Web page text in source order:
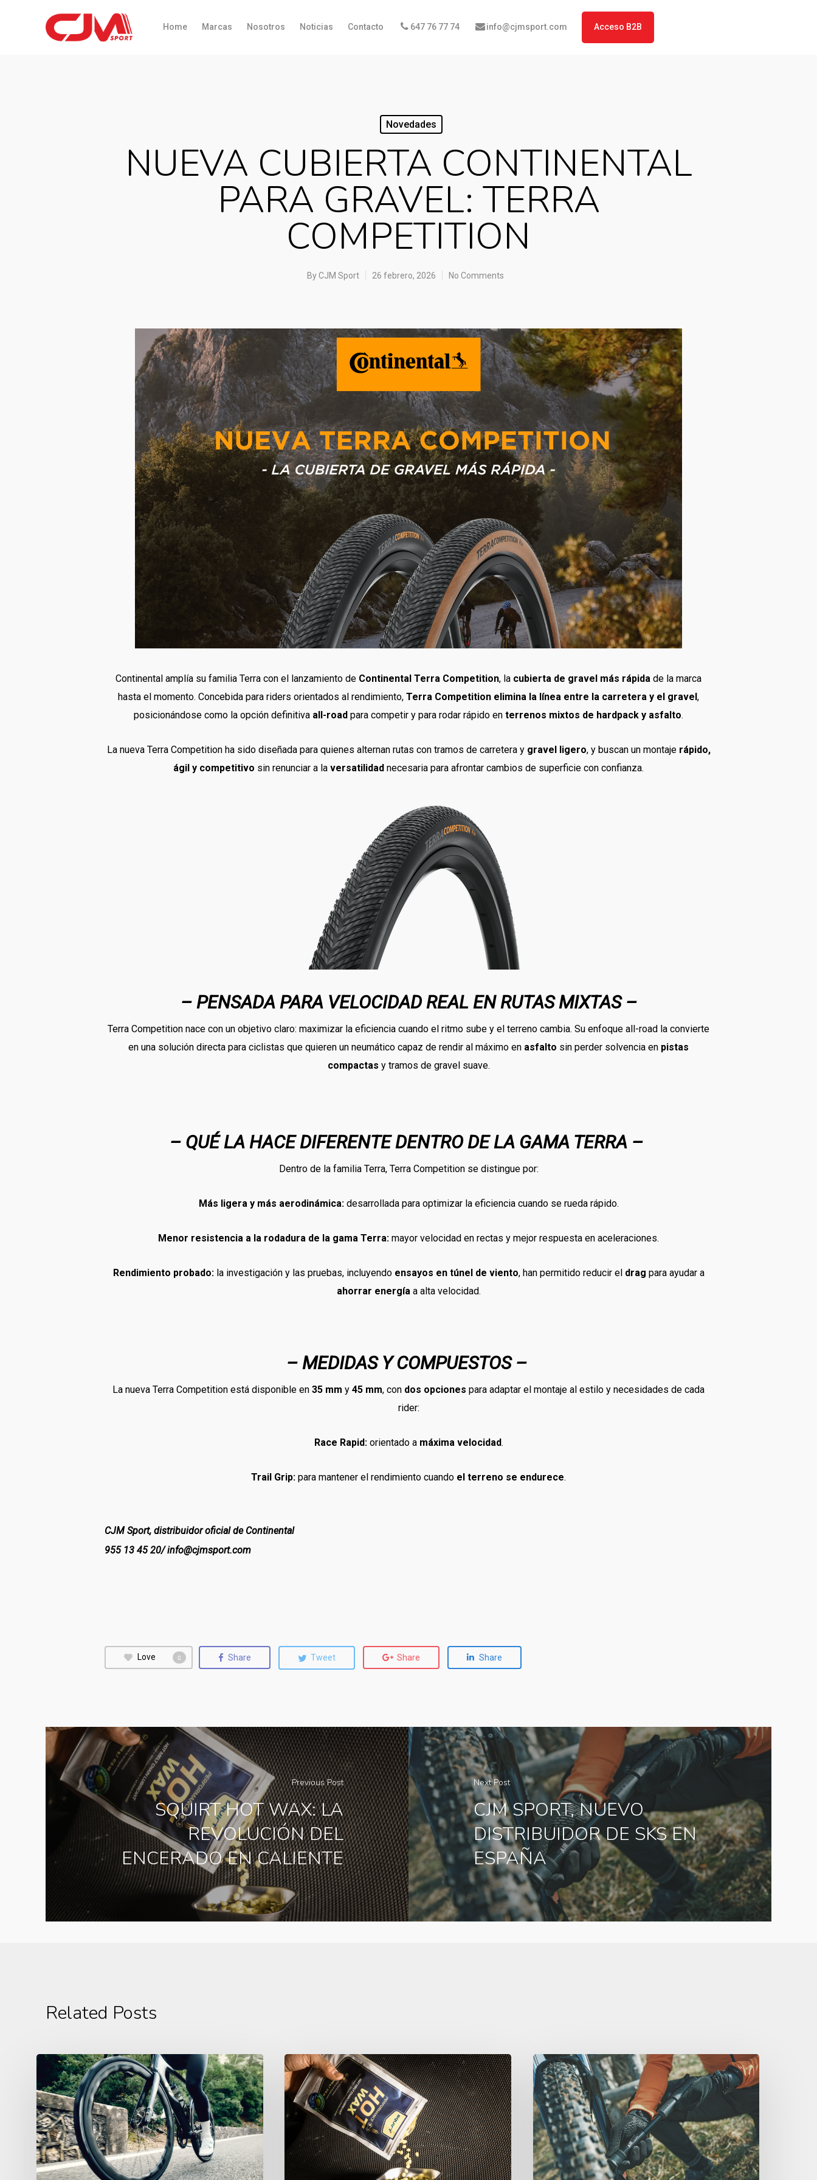
Home Marcas Nosotros Noticias Contacto 647 76 77 74 info@cjmsport.com Acceso B2B
Novedades
NUEVA CUBIERTA CONTINENTAL
PARA GRAVEL: TERRA
COMPETITION
ByCJM Sport 26 febrero, 2026 No Comments
Continental amplía su familia Terra con el lanzamiento de Continental Terra Competition, la cubierta de gravel más rápida de la marca
hasta el momento. Concebida para riders orientados al rendimiento, Terra Competition elimina la línea entre la carretera y el gravel,
posicionándose como la opción definitiva all-road para competir y para rodar rápido en terrenos mixtos de hardpack y asfalto.
La nueva Terra Competition ha sido diseñada para quienes alternan rutas con tramos de carretera y gravel ligero, y buscan un montaje rápido,
ágil y competitivo sin renunciar a la versatilidad necesaria para afrontar cambios de superficie con confianza.
– PENSADA PARA VELOCIDAD REAL EN RUTAS MIXTAS –
Terra Competition nace con un objetivo claro: maximizar la eficiencia cuando el ritmo sube y el terreno cambia. Su enfoque all-road la convierte
en una solución directa para ciclistas que quieren un neumático capaz de rendir al máximo en asfalto sin perder solvencia en pistas
compactas y tramos de gravel suave.
– QUÉ LA HACE DIFERENTE DENTRO DE LA GAMA TERRA –
Dentro de la familia Terra, Terra Competition se distingue por:
Más ligera y más aerodinámica:desarrollada para optimizar la eficiencia cuando se rueda rápido.
Menor resistencia a la rodadura de la gama Terra: mayor velocidad en rectas y mejor respuesta en aceleraciones.
Rendimiento probado:la investigación y las pruebas, incluyendo ensayos en túnel de viento, han permitido reducir el drag para ayudar a
ahorrar energíaa alta velocidad.
– MEDIDAS Y COMPUESTOS –
La nueva Terra Competition está disponible en 35 mm y 45 mm, con dos opciones para adaptar el montaje al estilo y necesidades de cada
rider:
Race Rapid:orientado a máxima velocidad.
Trail Grip: para mantener el rendimiento cuando el terreno se endurece.
CJM Sport, distribuidor oficial de Continental
955 13 45 20/info@cjmsport.com
Love 0 Share Tweet Share Share
Previous Post
SQUIRT HOT WAX: LA
REVOLUCIÓN DEL
ENCERADO EN CALIENTE
Next Post
CJM SPORT, NUEVO
DISTRIBUIDOR DE SKS EN
ESPAÑA
Related Posts